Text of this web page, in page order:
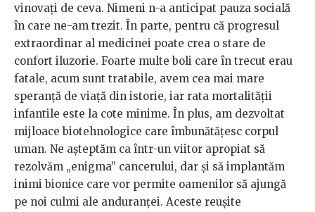
vinovați de ceva. Nimeni n-a anticipat pauza socială
în care ne-am trezit. În parte, pentru că progresul
extraordinar al medicinei poate crea o stare de
confort iluzorie. Foarte multe boli care în trecut erau
fatale, acum sunt tratabile, avem cea mai mare
speranță de viață din istorie, iar rata mortalității
infantile este la cote minime. În plus, am dezvoltat
mijloace biotehnologice care îmbunătățesc corpul
uman. Ne așteptăm ca într-un viitor apropiat să
rezolvăm „enigma” cancerului, dar și să implantăm
inimi bionice care vor permite oamenilor să ajungă
pe noi culmi ale anduranței. Aceste reușite